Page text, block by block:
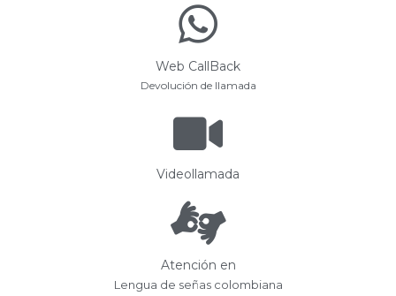
Web CallBack
Devolución de llamada
Videollamada
Atención en
Lengua de señas colombiana